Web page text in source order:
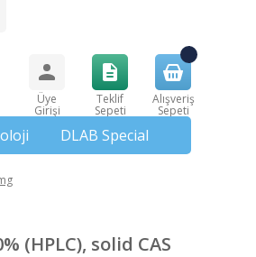
Üye
Girişi
Teklif
Sepeti
Alışveriş
Sepeti
DLAB Special
(HPLC), solid CAS